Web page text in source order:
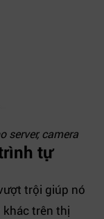
server, camera
tự
trội giúp nó
trên thị